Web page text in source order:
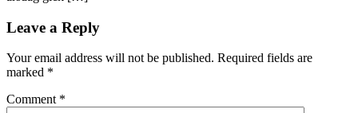
Leave a Reply
Your email address will not be published. Required fields are
marked *
Comment *